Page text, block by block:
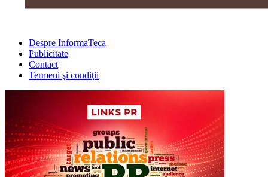
Despre InformaTeca
Publicitate
Contact
Termeni şi condiţii